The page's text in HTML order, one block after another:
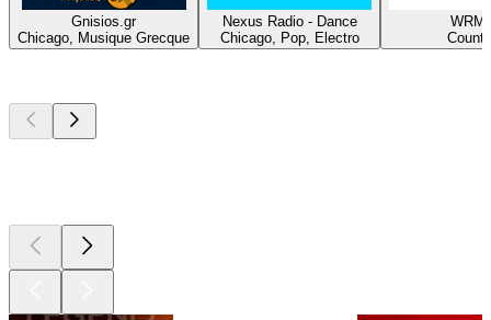
Gnisios.gr
Chicago, Musique Grecque
Nexus Radio - Dance
Chicago, Pop, Electro